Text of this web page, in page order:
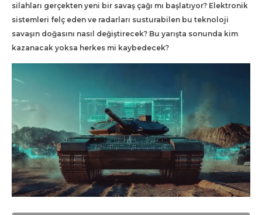
silahları gerçekten yeni bir savaş çağı mı başlatıyor? Elektronik
sistemleri felç eden ve radarları susturabilen bu teknoloji
savaşın doğasını nasıl değiştirecek? Bu yarışta sonunda kim
kazanacak yoksa herkes mi kaybedecek?